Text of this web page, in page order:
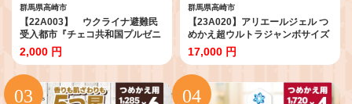
群馬県高崎市
【22A003】 ウクライナ避難民
受入都市『チェコ共和国プルゼニ
市』への支援寄附金《返礼品な
し》
2,000 円
群馬県高崎市
【23A020】アリエールジェル つ
めかえ超ウルトラジャンボサイズ
1,720g×4個
17,000 円